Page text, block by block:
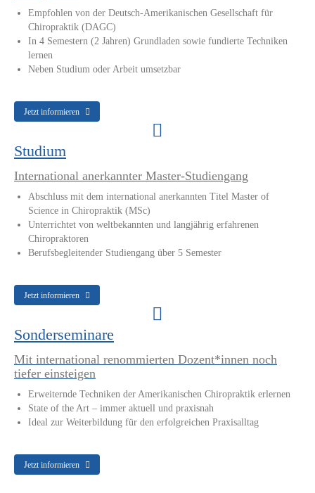
Empfohlen von der Deutsch-Amerikanischen Gesellschaft für
Chiropraktik (DAGC)
In 4 Semestern (2 Jahren) Grundladen sowie fundierte Techniken
lernen
Neben Studium oder Arbeit umsetzbar
Jetzt informieren
Studium
International anerkannter Master-Studiengang
Abschluss mit dem international anerkannten Titel Master of
Science in Chiropraktik (MSc)
Unterrichtet von weltbekannten und langjährig erfahrenen
Chiropraktoren
Berufsbegleitender Studiengang über 5 Semester
Jetzt informieren
Sonderseminare
Mit international renommierten Dozent*innen noch
tiefer einsteigen
Erweiternde Techniken der Amerikanischen Chiropraktik erlernen
State of the Art – immer aktuell und praxisnah
Ideal zur Weiterbildung für den erfolgreichen Praxisalltag
Jetzt informieren